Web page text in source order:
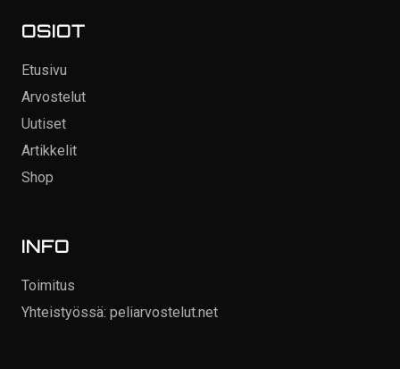
OSIOT
Etusivu
Arvostelut
Uutiset
Artikkelit
Shop
INFO
Toimitus
Yhteistyössä: peliarvostelut.net